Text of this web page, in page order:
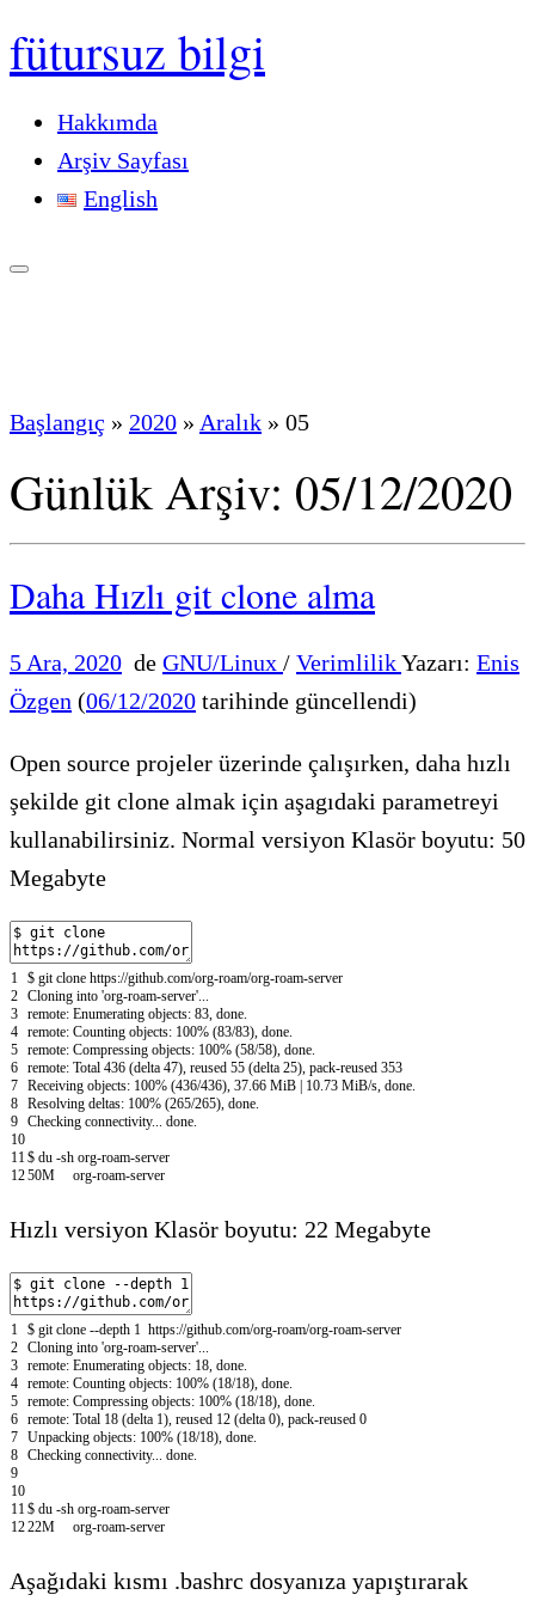
fütursuz bilgi
Hakkımda
Arşiv Sayfası
English
Başlangıç » 2020 » Aralık » 05
Günlük Arşiv: 05/12/2020
Daha Hızlı git clone alma
5 Ara, 2020 de GNU/Linux / VerimlilikYazarı: Enis
Özgen (06/12/2020 tarihinde güncellendi)
Open source projeler üzerinde çalışırken, daha hızlı
şekilde git clone almak için aşagıdaki parametreyi
kullanabilirsiniz. Normal versiyon Klasör boyutu: 50
Megabyte
1
2
3
4
5
6
7
8
9
10
11
12
$ git clone https://github.com/org-roam/org-roam-server
Cloning into 'org-roam-server'...
remote: Enumerating objects: 83, done.
remote: Counting objects: 100% (83/83), done.
remote: Compressing objects: 100% (58/58), done.
remote: Total 436 (delta 47), reused 55 (delta 25), pack-reused 353
Receiving objects: 100% (436/436), 37.66 MiB | 10.73 MiB/s, done.
Resolving deltas: 100% (265/265), done.
Checking connectivity... done.
$ du -sh org-roam-server
50M org-roam-server
Hızlı versiyon Klasör boyutu: 22 Megabyte
1
2
3
4
5
6
7
8
9
10
11
12
$ git clone --depth 1 https://github.com/org-roam/org-roam-server
Cloning into 'org-roam-server'...
remote: Enumerating objects: 18, done.
remote: Counting objects: 100% (18/18), done.
remote: Compressing objects: 100% (18/18), done.
remote: Total 18 (delta 1), reused 12 (delta 0), pack-reused 0
Unpacking objects: 100% (18/18), done.
Checking connectivity... done.
$ du -sh org-roam-server
22M org-roam-server
Aşağıdaki kısmı .bashrc dosyanıza yapıştırarak